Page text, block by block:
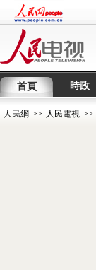
首頁 時政
人民網 >> 人民電視 >>